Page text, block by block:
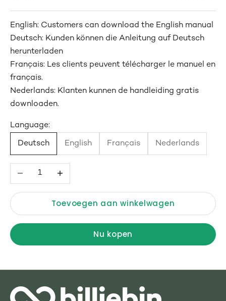
English: Customers can download the English manual
Deutsch: Kunden können die Anleitung auf Deutsch
herunterladen
Français: Les clients peuvent télécharger le manuel en
français.
Nederlands: Klanten kunnen de handleiding gratis
downloaden.
Language:
Deutsch English Français Nederlands
Aantal verlagenAantal verhogen
Toevoegen aan winkelwagen
Nu kopen